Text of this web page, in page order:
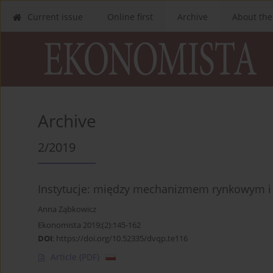
Current issue Online first Archive About
Archive
2/2019
Instytucje: między mechanizmem rynkowym
Anna Ząbkowicz
Ekonomista 2019;(2):145-162
DOI: https://doi.org/10.52335/dvqp.te116
Article (PDF)